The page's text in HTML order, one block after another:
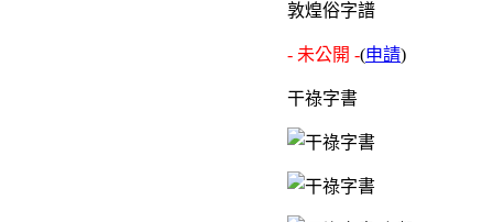
敦煌俗字譜
- 未公開 -(申請)
干祿字書